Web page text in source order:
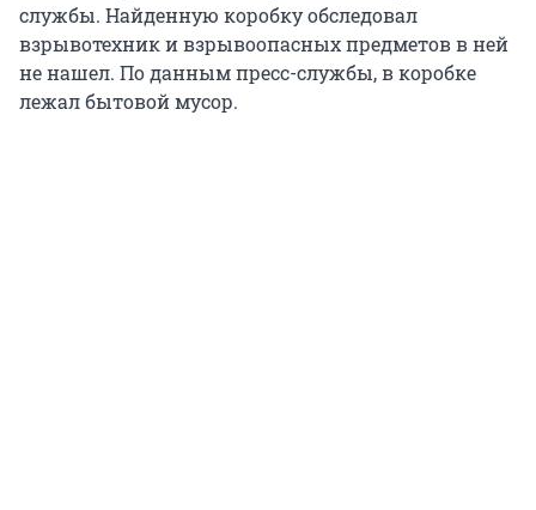
службы. Найденную коробку обследовал
взрывотехник и взрывоопасных предметов в ней
не нашел. По данным пресс-службы, в коробке
лежал бытовой мусор.